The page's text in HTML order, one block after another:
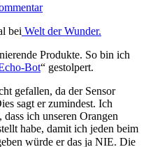
bei Welt der Wunder.
Produkte. So bin ich
Bot“ gestolpert.
gefallen, da der Sensor
sagt er zumindest. Ich
ich unseren Orangen
habe, damit ich jeden beim
würde er das ja NIE. Die